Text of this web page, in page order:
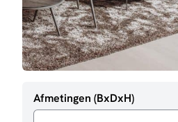
Afmetingen (BxDxH)